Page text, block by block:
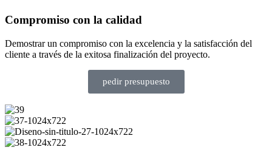
Compromiso con la calidad
Demostrar un compromiso con la excelencia y la satisfacción del
cliente a través de la exitosa finalización del proyecto.
pedir presupuesto